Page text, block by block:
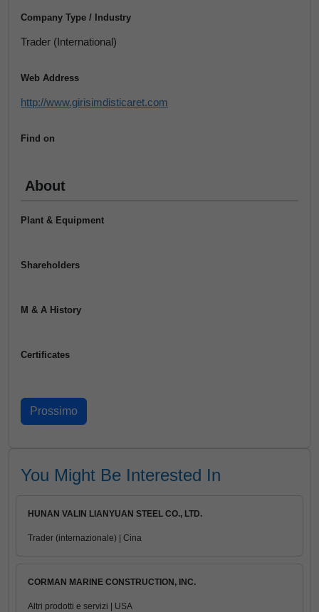
Company Type / Industry
Trader (International)
Web Address
http://www.girisimdisticaret.com
Find on
About
Plant & Equipment
Shareholders
M & A History
Certificates
You Might Be Interested In
HUNAN VALIN LIANYUAN STEEL CO., LTD.
Trader (internazionale) | Cina
CORMAN MARINE CONSTRUCTION, INC.
Altri prodotti e servizi | USA